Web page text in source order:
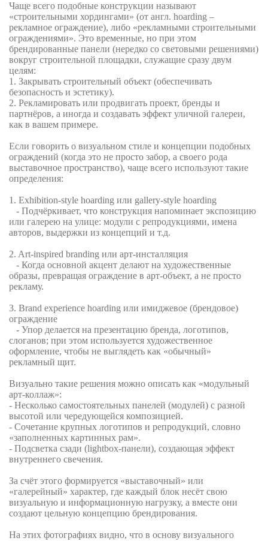
Чаще всего подобные конструкции называют
«строительными хордингами» (от англ. hoarding –
рекламное ограждение), либо «рекламными строительными
ограждениями». Это временные, но при этом
брендированные панели (нередко со световыми решениями)
вокруг строительной площадки, служащие сразу двум
целям:
1. Закрывать строительный объект (обеспечивать
безопасность и эстетику).
2. Рекламировать или продвигать проект, бренды и
партнёров, а иногда и создавать эффект уличной галереи,
как в вашем примере.
Если говорить о визуальном стиле и концепции подобных
ограждений (когда это не просто забор, а своего рода
выставочное пространство), чаще всего используют такие
определения:
1. Exhibition-style hoarding или gallery-style hoarding
- Подчёркивает, что конструкция напоминает экспозицию
или галерею на улице: модули с репродукциями, имена
авторов, выдержки из концепций и т.д.
2. Art-inspired branding или арт-инсталляция
- Когда основной акцент делают на художественные
образы, превращая ограждение в арт-объект, а не просто
рекламу.
3. Brand experience hoarding или имиджевое (брендовое)
ограждение
- Упор делается на презентацию бренда, логотипов,
слоганов; при этом используется художественное
оформление, чтобы не выглядеть как «обычный»
рекламный щит.
Визуально такие решения можно описать как «модульный
арт-коллаж»:
- Несколько самостоятельных панелей (модулей) с разной
высотой или чередующейся композицией.
- Сочетание крупных логотипов и репродукций, словно
«заполненных картинных рам».
- Подсветка сзади (lightbox-панели), создающая эффект
внутреннего свечения.
За счёт этого формируется «выставочный» или
«галерейный» характер, где каждый блок несёт свою
визуальную и информационную нагрузку, а вместе они
создают цельную концепцию брендирования.
На этих фотографиях видно, что в основу визуального